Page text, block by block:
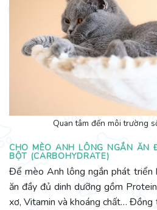
Quan tâm đến môi trường
CHO MÈO ANH LÔNG NGẮN ĂN
BỘT (CARBOHYDRATE)
Để mèo Anh lông ngắn phát triển
ăn đầy đủ dinh dưỡng gồm
xơ, Vitamin và khoáng chất…